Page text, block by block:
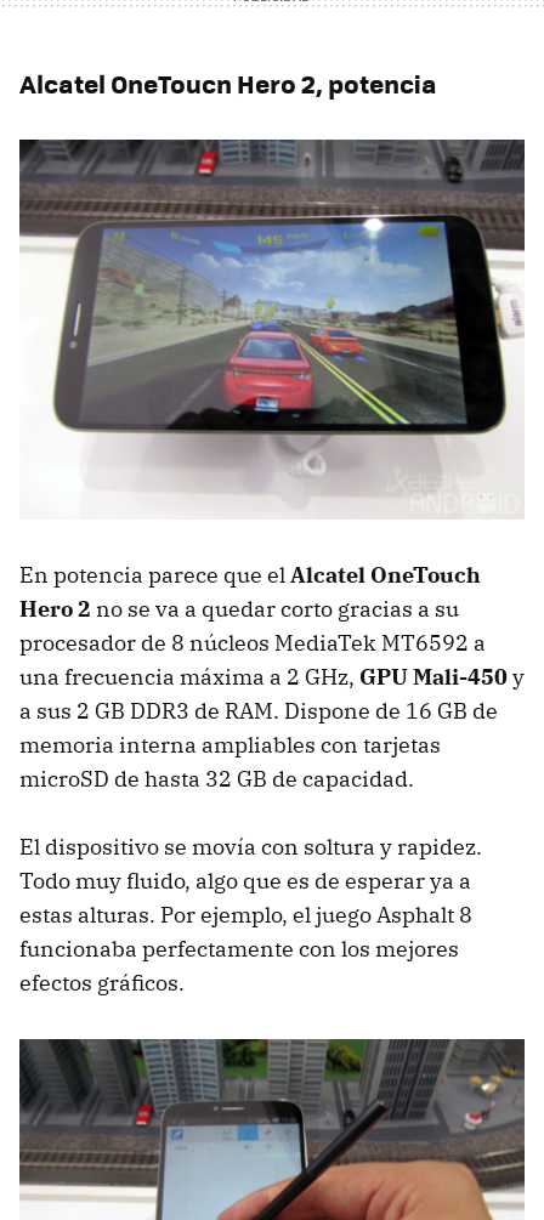
Alcatel OneToucn Hero 2, potencia
En potencia parece que elAlcatel OneTouch
Hero 2 no se va a quedar corto gracias a su
procesador de 8 núcleos MediaTek MT6592 a
una frecuencia máxima a 2 GHz, GPU Mali-450y
a sus 2 GB DDR3 de RAM. Dispone de 16 GB de
memoria interna ampliables con tarjetas
microSD de hasta 32 GB de capacidad.
El dispositivo se movía con soltura y rapidez.
Todo muy fluido, algo que es de esperar ya a
estas alturas. Por ejemplo, el juego Asphalt 8
funcionaba perfectamente con los mejores
efectos gráficos.